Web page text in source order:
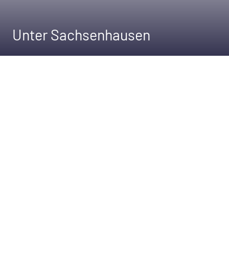
Unter Sachsenhausen